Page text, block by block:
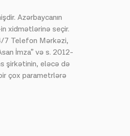
Azərbaycanın
xidmətlərinə seçir.
7 Telefon Mərkəzi,
İmza” və s. 2012-
şirkətinin, eləcə də
çox parametrlərə